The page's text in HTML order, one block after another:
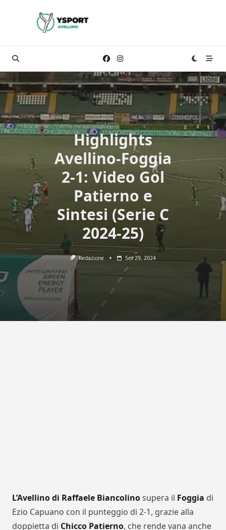
Highlights
Avellino-Foggia
2-1: Video Gol
Patierno e
Sintesi (Serie C
2024-25)
Redazione Set 29, 2024
L’Avellino di Raffaele Biancolinosupera il Foggia di
Ezio Capuano con il punteggio di 2-1, grazie alla
doppietta di Chicco Patierno, che rende vana anche